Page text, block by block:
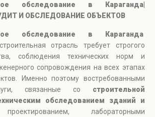
обследование в Караганда|
И ОБСЛЕДОВАНИЕ ОБЪЕКТОВ
обследование в Караганда
отрасль требует строгого
соблюдения технических норм и
сопровождения на всех этапах
Именно поэтому востребованными
связанные со строительной
обследованием зданий и
лабораторными